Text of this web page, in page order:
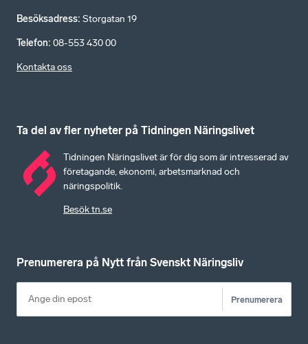
Besöksadress: Storgatan 19
Telefon: 08-553 430 00
Kontakta oss
Ta del av fler nyheter på Tidningen Näringslivet
Tidningen Näringslivet är för dig som är intresserad av
företagande, ekonomi, arbetsmarknad och
näringspolitik.
Besök tn.se
Prenumerera på Nytt från Svenskt Näringsliv
Prenumerera